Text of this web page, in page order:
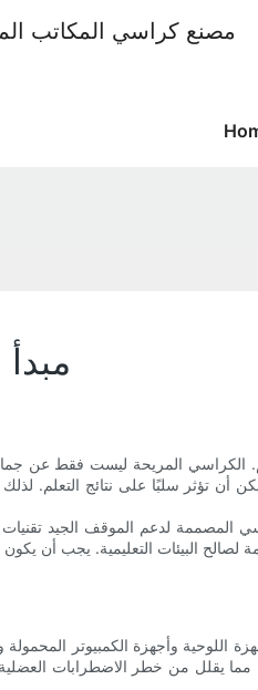
الكراسي المريحة ليست فقط عن
أن تؤثر سلبًا على نتائج التعلم.
المصممة لدعم الموقف الجيد
وأجهزة الكمبيوتر
يقلل من خطر الاضطرابات